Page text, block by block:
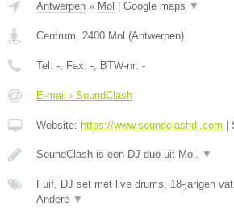
Antwerpen » Mol | Google maps ▼
Centrum 2400 Mol (Antwerpen)
Tel: - , Fax: - , BTW-nr: -
E-mail › SoundClash
Website: https://www.soundclashdj.com |
SoundClash is een DJ duo uit Mol. ▼
Fuif, DJ set met live drums, 18-jarigen
Andere ▼